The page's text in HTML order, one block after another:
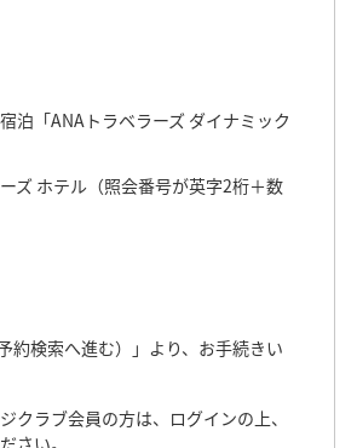
泊「ANAトラベラーズ ダイナミック
ズ ホテル（照会番号が英字2桁＋数
約検索へ進む）」より、お手続きい
クラブ会員の方は、ログインの上、
さい。